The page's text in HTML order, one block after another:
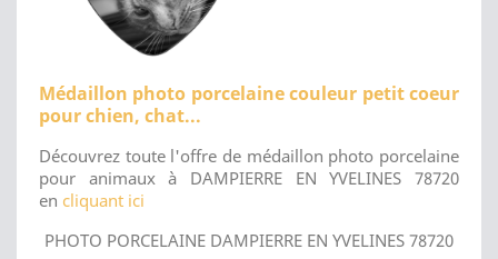
Médaillon photo porcelaine couleur petit coeur
pour chien, chat...
Découvrez toute l'offre de médaillon photo porcelaine
pour animaux à DAMPIERRE EN YVELINES 78720
en cliquant ici
PHOTO PORCELAINE DAMPIERRE EN YVELINES 78720